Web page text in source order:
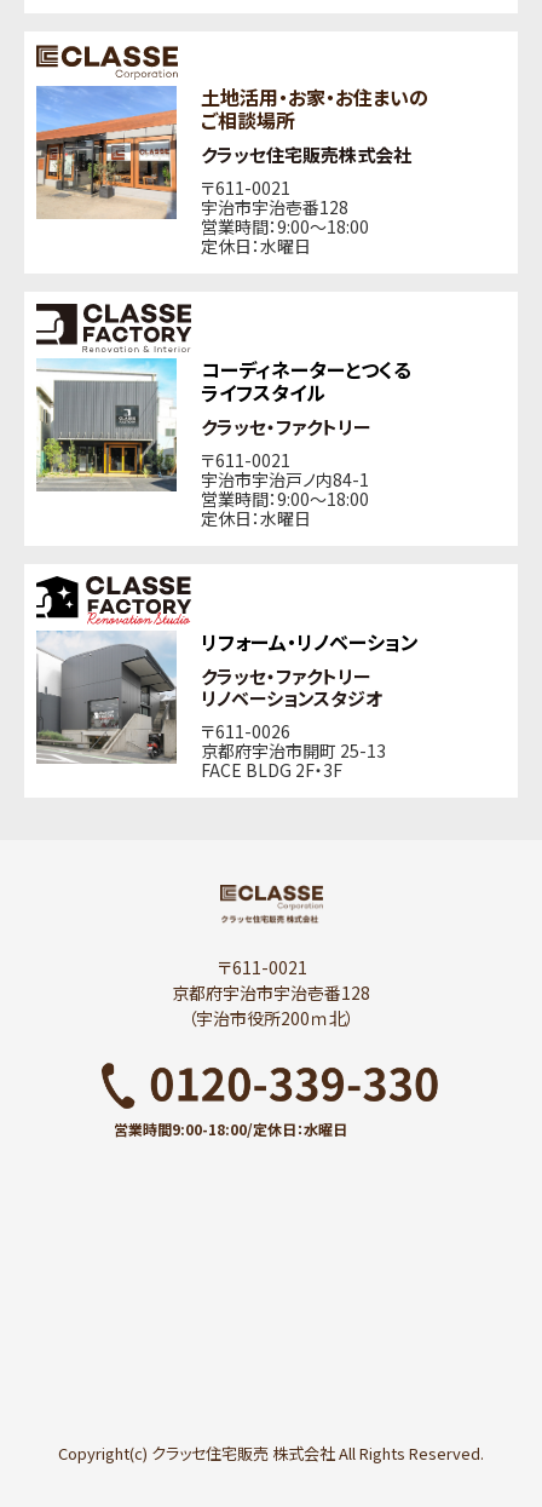
土地活用・お家・お住まいの
ご相談場所
クラッセ住宅販売株式会社
〒611-0021
宇治市宇治壱番128
営業時間：9:00〜18:00
定休日：水曜日
コーディネーターとつくる
ライフスタイル
クラッセ・ファクトリー
〒611-0021
宇治市宇治戸ノ内84-1
営業時間：9:00〜18:00
定休日：水曜日
リフォーム・リノベーション
クラッセ・ファクトリー
リノベーションスタジオ
〒611-0026
京都府宇治市開町 25-13
FACE BLDG 2F・3F
〒611-0021
京都府宇治市宇治壱番128
（宇治市役所200ｍ北）
営業時間9:00-18:00/定休日：水曜日
Copyright(c) クラッセ住宅販売 株式会社 All Rights Reserved.